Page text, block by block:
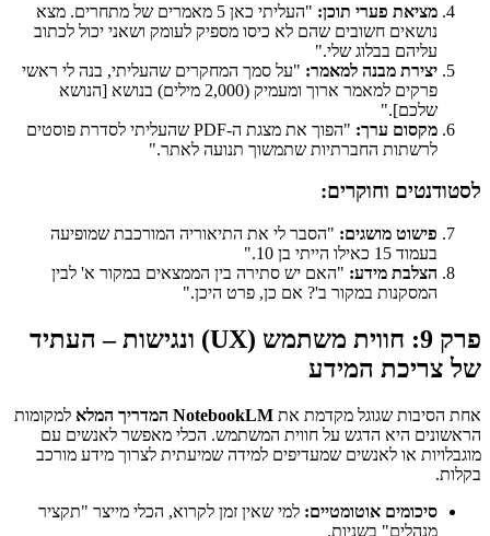
מציאת פערי תוכן:
"העליתי כאן 5 מאמרים של מתחרים. מצא
נושאים חשובים שהם לא כיסו מספיק לעומק ושאני יכול לכתוב
עליהם בבלוג שלי."
יצירת מבנה למאמר: "על סמך המחקרים שהעליתי, בנה לי ראשי
פרקים למאמר ארוך ומעמיק (2,000 מילים) בנושא [הנושא
שלכם]."
מקסום ערך:
"הפוך את מצגת ה-PDF שהעליתי לסדרת פוסטים
לרשתות החברתיות שתמשוך תנועה לאתר."
לסטודנטים וחוקרים:
פישוט מושגים: "הסבר לי את התיאוריה המורכבת שמופיעה
בעמוד 15 כאילו הייתי בן 10."
הצלבת מידע: "האם יש סתירה בין הממצאים במקור א' לבין
המסקנות במקור ב'? אם כן, פרט היכן."
פרק 9: חווית משתמש (UX) ונגישות – העתיד
של צריכת המידע
אחת הסיבות שגוגל מקדמת את NotebookLM המדריך המלא
למקומות
הראשונים היא הדגש על חווית המשתמש. הכלי מאפשר לאנשים עם
מוגבלויות או לאנשים שמעדיפים למידה שמיעתית לצרוך מידע מורכב
בקלות.
סיכומים אוטומטיים: למי שאין זמן לקרוא, הכלי מייצר "תקציר
מנהלים" בשניות.